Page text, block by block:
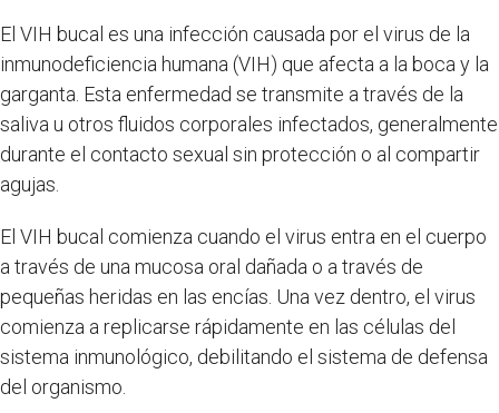
El VIH bucal es una infección causada por el virus de la
inmunodeficiencia humana (VIH) que afecta a la boca y la
garganta. Esta enfermedad se transmite a través de la
saliva u otros fluidos corporales infectados, generalmente
durante el contacto sexual sin protección o al compartir
agujas.
El VIH bucal comienza cuando el virus entra en el cuerpo
a través de una mucosa oral dañada o a través de
pequeñas heridas en las encías. Una vez dentro, el virus
comienza a replicarse rápidamente en las células del
sistema inmunológico, debilitando el sistema de defensa
del organismo.